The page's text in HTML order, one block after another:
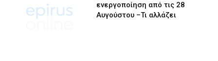
ενεργοποίηση από τις 28
Αυγούστου –Τι αλλάζει